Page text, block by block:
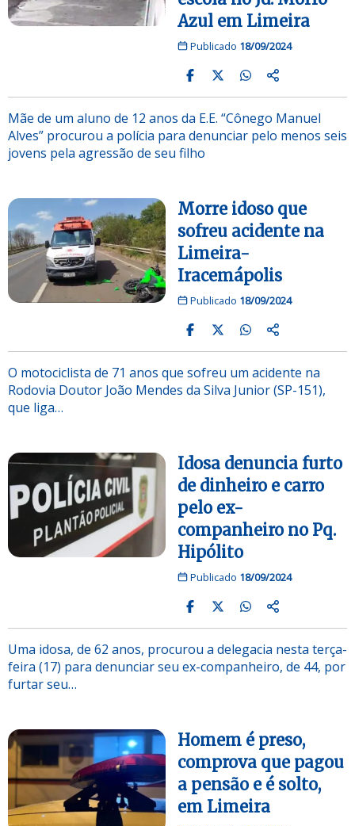
Azul em Limeira
Publicado 18/09/2024
Mãe de um aluno de 12 anos da E.E. “Cônego Manuel
Alves” procurou a polícia para denunciar pelo menos seis
jovens pela agressão de seu filho
Morre idoso que
sofreu acidente na
Limeira-
Iracemápolis
Publicado 18/09/2024
O motociclista de 71 anos que sofreu um acidente na
Rodovia Doutor João Mendes da Silva Junior (SP-151),
que liga…
Idosa denuncia furto
de dinheiro e carro
pelo ex-
companheiro no Pq.
Hipólito
Publicado 18/09/2024
Uma idosa, de 62 anos, procurou a delegacia nesta terça-
feira (17) para denunciar seu ex-companheiro, de 44, por
furtar seu…
Homem é preso,
comprova que pagou
a pensão e é solto,
em Limeira